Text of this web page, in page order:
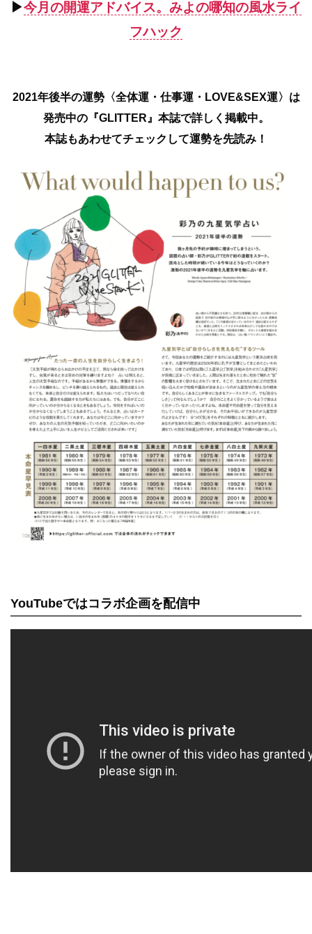
▶︎今月の開運アドバイス。みよの哪知の風水ライ
フハック
2021年後半の運勢〈全体運・仕事運・LOVE&SEX運〉は
発売中の『GLITTER』本誌で詳しく掲載中。
本誌もあわせてチェックして運勢を先読み！
YouTubeではコラボ企画を配信中